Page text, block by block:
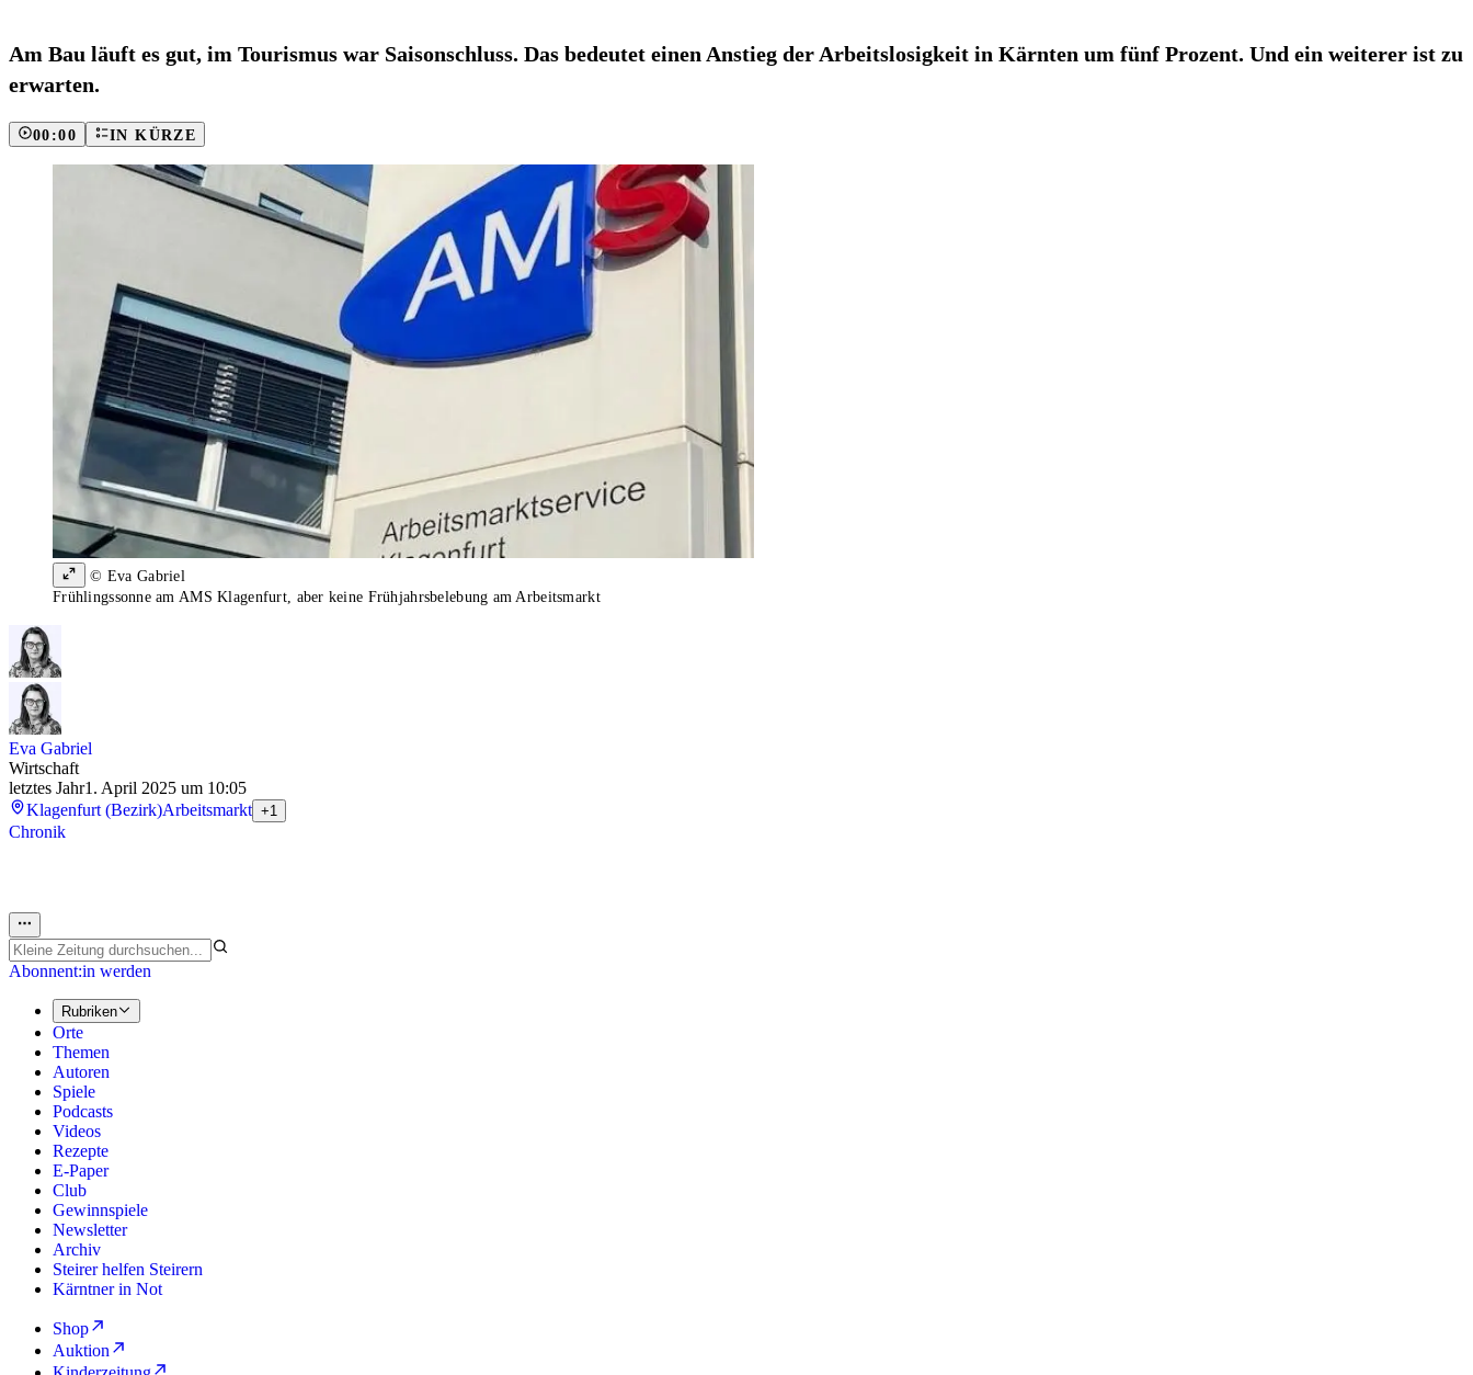
Am Bau läuft es gut, im Tourismus war Saisonschluss. Das bedeutet einen Anstieg der Arbeitslosigkeit in Kärnten um fünf Prozent. Und ein weiterer ist zu
erwarten.
00:00 IN KÜRZE
© Eva Gabriel
Frühlingssonne am AMS Klagenfurt, aber keine Frühjahrsbelebung am Arbeitsmarkt
Eva Gabriel
Wirtschaft
letztes Jahr1. April 2025 um 10:05
Klagenfurt (Bezirk)Arbeitsmarkt +1
Chronik
Abonnent:in werden
Rubriken
Orte
Themen
Autoren
Spiele
Podcasts
Videos
Rezepte
E-Paper
Club
Gewinnspiele
Newsletter
Archiv
Steirer helfen Steirern
Kärntner in Not
Shop
Auktion